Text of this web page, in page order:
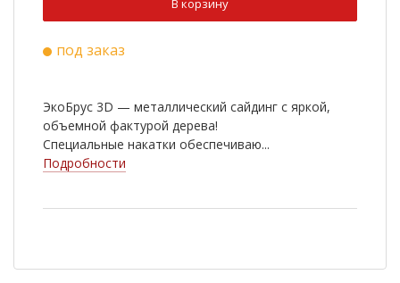
В корзину
под заказ
ЭкоБрус 3D — металлический сайдинг с яркой,
объемной фактурой дерева!
Специальные накатки обеспечиваю...
Подробности